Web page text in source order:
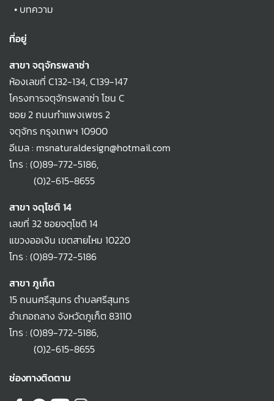
• บทความ
ที่อยู่
สาขา จตุจักรพลาซ่า
ห้องเลขที่ C132-134, C139-147
โครงการจตุจักรพลาซ่า โซน C
ซอย 2 ถนนกำแพงเพชร 2
จตุจักร กรุงเทพฯ 10900
อีเมล : msnaturaldesign@hotmail.com
โทร : (0)89-772-5186,
(0)2-615-8655
สาขา จตุโชติ 14
เลขที่ 32 ซอยจตุโชติ 14
แขวงออเงิน เขตสายไหม 10220
โทร : (0)89-772-5186
สาขา ภูเก็ต
15 ถนนศรีสุนทร ตำบลศรีสุนทร
อำเภอถลาง จังหวัดภูเก็ต 83110
โทร : (0)89-772-5186,
(0)2-615-8655
ช่องทางติดตาม